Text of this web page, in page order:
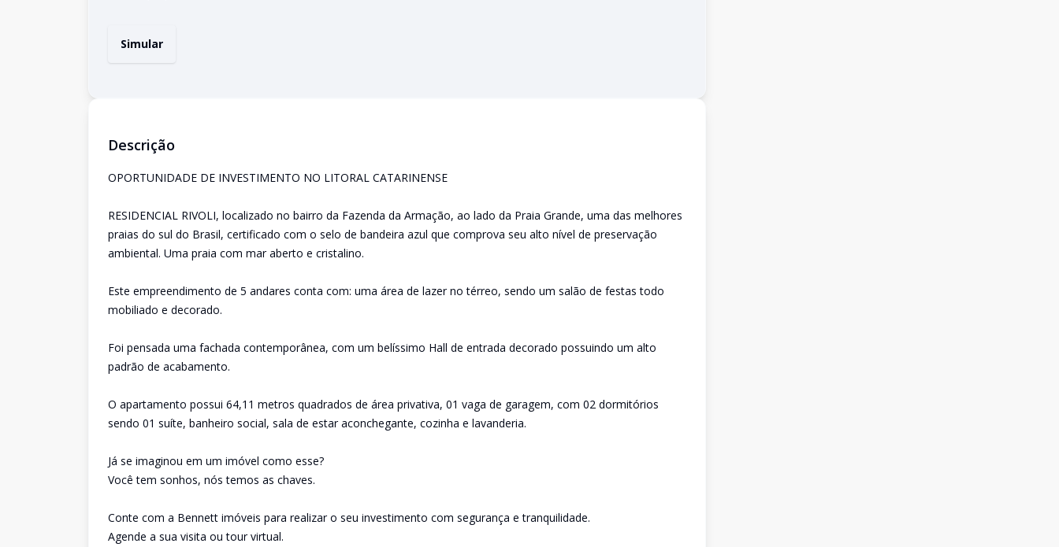
Simular
Descrição
OPORTUNIDADE DE INVESTIMENTO NO LITORAL CATARINENSE
RESIDENCIAL RIVOLI, localizado no bairro da Fazenda da Armação, ao lado da Praia Grande, uma das melhores
praias do sul do Brasil, certificado com o selo de bandeira azul que comprova seu alto nível de preservação
ambiental. Uma praia com mar aberto e cristalino.
Este empreendimento de 5 andares conta com: uma área de lazer no térreo, sendo um salão de festas todo
mobiliado e decorado.
Foi pensada uma fachada contemporânea, com um belíssimo Hall de entrada decorado possuindo um alto
padrão de acabamento.
O apartamento possui 64,11 metros quadrados de área privativa, 01 vaga de garagem, com 02 dormitórios
sendo 01 suíte, banheiro social, sala de estar aconchegante, cozinha e lavanderia.
Já se imaginou em um imóvel como esse?
Você tem sonhos, nós temos as chaves.
Conte com a Bennett imóveis para realizar o seu investimento com segurança e tranquilidade.
Agende a sua visita ou tour virtual.